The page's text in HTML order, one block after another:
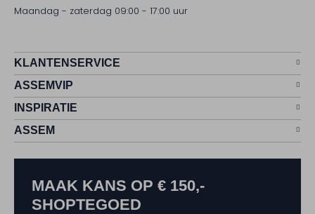
Maandag - zaterdag 09:00 - 17:00 uur
KLANTENSERVICE
ASSEMVIP
INSPIRATIE
ASSEM
MAAK KANS OP € 150,-
SHOPTEGOED